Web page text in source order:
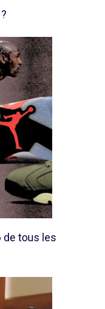
de tous les